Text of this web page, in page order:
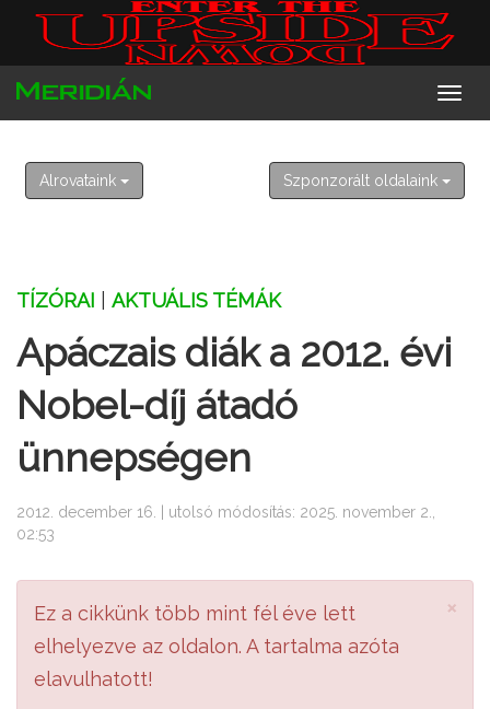
2026. augusztus 7. péntek
Ibolya
Alrovataink Szponzorált oldalaink
TÍZÓRAI AKTUÁLIS TÉMÁK
Apáczais diák a 2012. évi
Nobel-díj átadó
ünnepségen
2012. december 16. | utolsó módosítás: 2025. november 2.,
02:53
×
Ez a cikkünk több mint fél éve lett
elhelyezve az oldalon. A tartalma azóta
elavulhatott!